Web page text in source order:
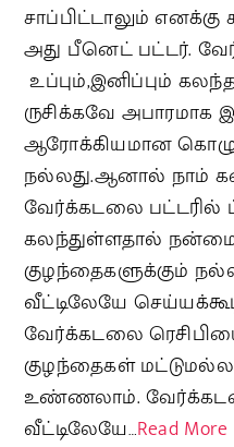
சாப்பிட்டாலும்
அது பீனெட் பட்டர்.
உப்பும்,இனிப்பும்
ருசிக்கவே அபாரமாக
ஆரோக்கியமான
நல்லது.ஆனால் நாம்
வேர்க்கடலை பட்டரில்
கலந்துள்ளதால்
குழந்தைகளுக்கும்
வீட்டிலேயே
வேர்க்கடலை
குழந்தைகள்
உண்ணலாம்.
வீட்டிலேயே…Read More